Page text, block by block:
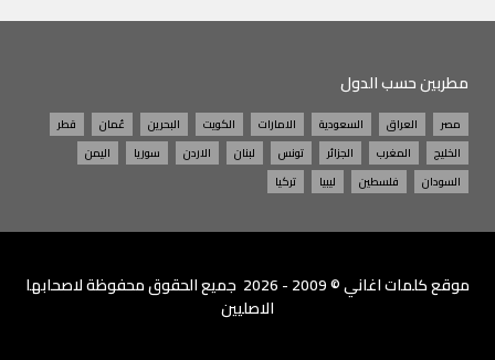
مطربين حسب الدول
مصر العراق السعودية الامارات الكويت البحرين عُمان
قطر
الخليج
المغرب الجزائر تونس لبنان الاردن سوريا
اليمن
السودان
فلسطين ليبيا تركيا
موقعكلمات اغاني
© 2009 - 2026 جميع الحقوق محفوظة لاصحابها
الاصليين